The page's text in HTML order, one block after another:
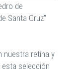
de
Santa Cruz"
nuestra retina y
esta selección